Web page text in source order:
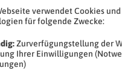
verwendet Cookies
für folgende Zwecke:
Zurverfügungstellung der
Ihrer Einwilligungen